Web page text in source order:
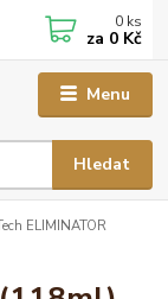
Menu
Hledat
0 ks
za 0 Kč
ELIMINATOR